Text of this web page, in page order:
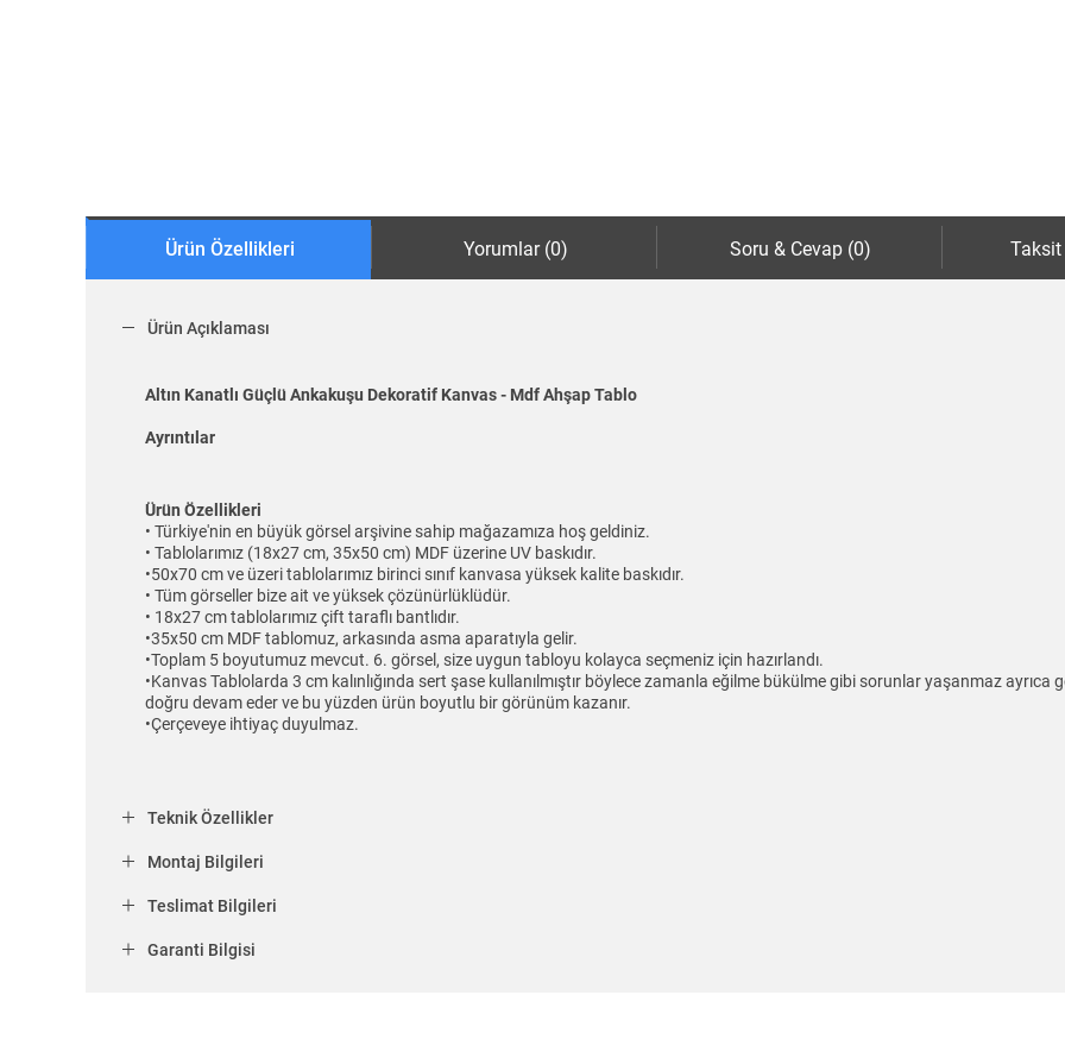
Ürün Özellikleri Yorumlar (0) Soru & Cevap (0) Taksit
Ürün Açıklaması
Altın Kanatlı Güçlü Ankakuşu Dekoratif Kanvas - Mdf Ahşap Tablo
Ayrıntılar
Ürün Özellikleri
• Türkiye'nin en büyük görsel arşivine sahip mağazamıza hoş geldiniz.
• Tablolarımız (18x27 cm, 35x50 cm) MDF üzerine UV baskıdır.
•50x70 cm ve üzeri tablolarımız birinci sınıf kanvasa yüksek kalite baskıdır.
• Tüm görseller bize ait ve yüksek çözünürlüklüdür.
• 18x27 cm tablolarımız çift taraflı bantlıdır.
•35x50 cm MDF tablomuz, arkasında asma aparatıyla gelir.
•Toplam 5 boyutumuz mevcut. 6. görsel, size uygun tabloyu kolayca seçmeniz için hazırlandı.
•Kanvas Tablolarda 3 cm kalınlığında sert şase kullanılmıştır böylece zamanla eğilme bükülme gibi sorunlar yaşanmaz ayrıca
doğru devam eder ve bu yüzden ürün boyutlu bir görünüm kazanır.
•Çerçeveye ihtiyaç duyulmaz.
Teknik Özellikler
Montaj Bilgileri
Teslimat Bilgileri
Garanti Bilgisi